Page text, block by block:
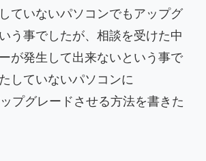
ていないパソコンでもアップグ
う事でしたが、相談を受けた中
が発生して出来ないという事で
していないパソコンに
プグレードさせる方法を書きた